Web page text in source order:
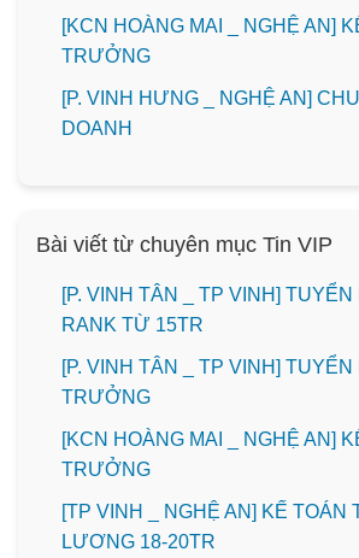
️[KCN HOÀNG MAI _ NGHỆ AN]
TRƯỞNG
️[P. VINH HƯNG _ NGHỆ AN]
DOANH
Bài viết từ chuyên mục Tin VIP
[P. VINH TÂN _ TP VINH]
RANK TỪ 15TR
[P. VINH TÂN _ TP VINH] TUYỂN
TRƯỞNG
️[KCN HOÀNG MAI _ NGHỆ AN]
TRƯỞNG
[TP VINH _ NGHỆ AN] KẾ TOÁN
LƯƠNG 18-20TR